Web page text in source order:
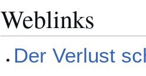
Weblinks
Der Verlust